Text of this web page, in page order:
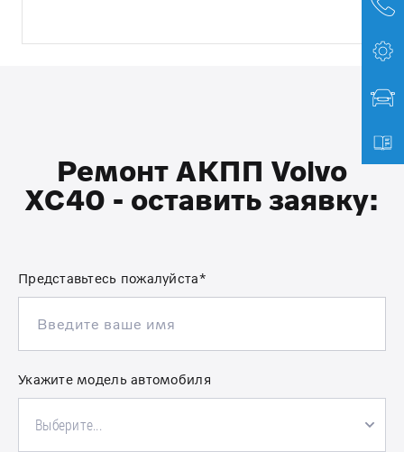
Ремонт АКПП Volvo
XC40 - оставить заявку:
Представьтесь пожалуйста*
Укажите модель автомобиля
Выберите...